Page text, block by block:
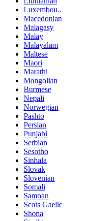
Luxembou..
Macedonian
Malagasy
Malay
Malayalam
Maltese
Maori
Marathi
Mongolian
Burmese
Nepali
Norwegian
Pashto
Persian
Punjabi
Serbian
Sesotho
Sinhala
Slovak
Slovenian
Somali
Samoan
Scots Gaelic
Shona